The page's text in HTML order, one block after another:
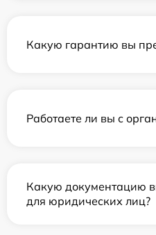
Какую гарантию вы
Работаете ли вы с
Какую документацию
для юридических лиц?